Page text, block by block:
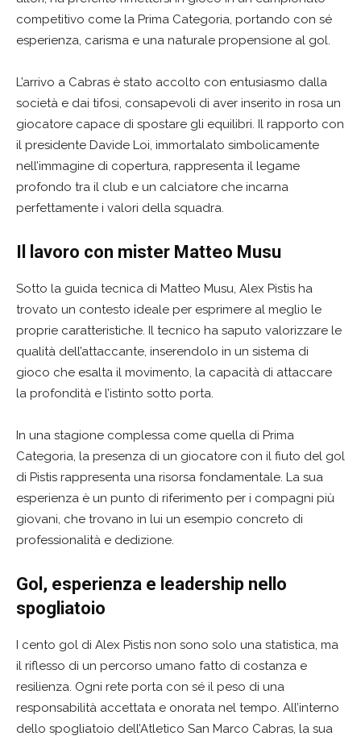
competitivo come la Prima Categoria, portando con sé
esperienza, carisma e una naturale propensione al gol.
L’arrivo a Cabras è stato accolto con entusiasmo dalla
società e dai tifosi, consapevoli di aver inserito in rosa un
giocatore capace di spostare gli equilibri. Il rapporto con
il presidente Davide Loi, immortalato simbolicamente
nell’immagine di copertura, rappresenta il legame
profondo tra il club e un calciatore che incarna
perfettamente i valori della squadra.
Il lavoro con mister Matteo Musu
Sotto la guida tecnica di Matteo Musu, Alex Pistis ha
trovato un contesto ideale per esprimere al meglio le
proprie caratteristiche. Il tecnico ha saputo valorizzare le
qualità dell’attaccante, inserendolo in un sistema di
gioco che esalta il movimento, la capacità di attaccare
la profondità e l’istinto sotto porta.
In una stagione complessa come quella di Prima
Categoria, la presenza di un giocatore con il fiuto del gol
di Pistis rappresenta una risorsa fondamentale. La sua
esperienza è un punto di riferimento per i compagni più
giovani, che trovano in lui un esempio concreto di
professionalità e dedizione.
Gol, esperienza e leadership nello
spogliatoio
I cento gol di Alex Pistis non sono solo una statistica, ma
il riflesso di un percorso umano fatto di costanza e
resilienza. Ogni rete porta con sé il peso di una
responsabilità accettata e onorata nel tempo. All’interno
dello spogliatoio dell’Atletico San Marco Cabras, la sua